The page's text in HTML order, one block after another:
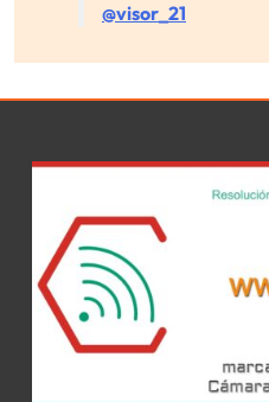
@visor_21